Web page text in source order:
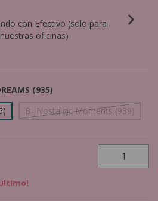
con Efectivo (solo para
oficinas)
(935)
B- Nostalgic Moments (939)